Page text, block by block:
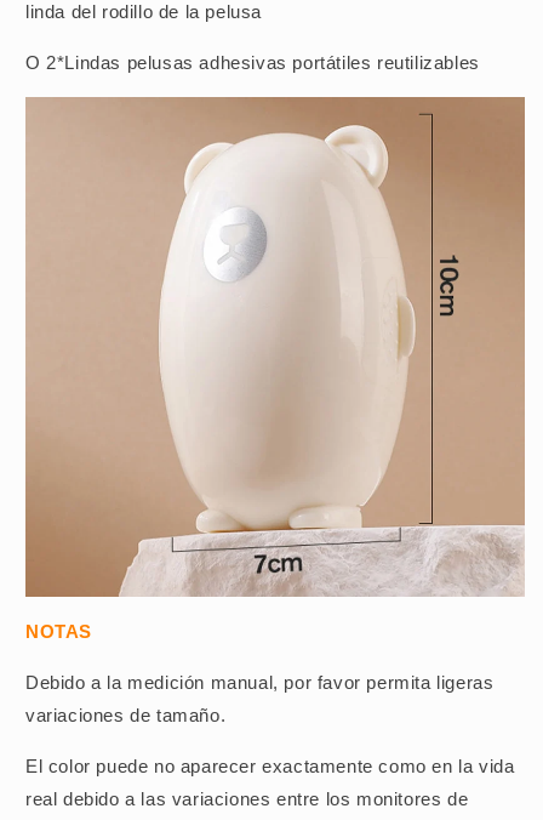
linda del rodillo de la pelusa
O 2*Lindas pelusas adhesivas portátiles reutilizables
NOTAS
Debido a la medición manual, por favor permita ligeras
variaciones de tamaño.
El color puede no aparecer exactamente como en la vida
real debido a las variaciones entre los monitores de